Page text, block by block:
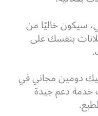
سيكون خاليًا من
بنفسك على
دومين مجاني في
خدمة دعم جيدة